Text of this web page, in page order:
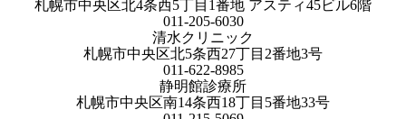
札幌市中央区北4条西5丁目1番地 アスティ45ビル6階
011-205-6030
清水クリニック
札幌市中央区北5条西27丁目2番地3号
011-622-8985
静明館診療所
札幌市中央区南14条西18丁目5番地33号